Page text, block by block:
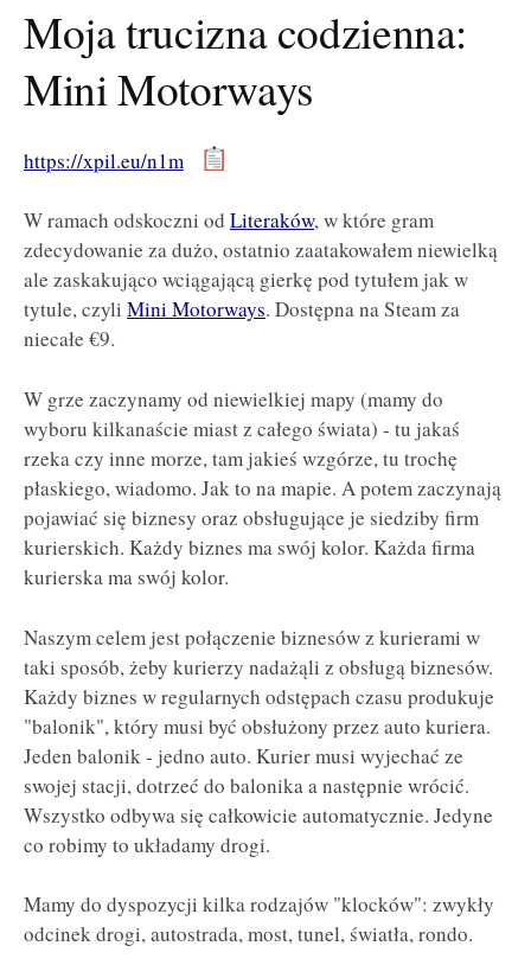
Moja trucizna codzienna:
Mini Motorways
https://xpil.eu/n1m
W ramach odskoczni od Literaków, w które gram
zdecydowanie za dużo, ostatnio zaatakowałem niewielką
ale zaskakująco wciągającą gierkę pod tytułem jak w
tytule, czyli Mini Motorways. Dostępna na Steam za
niecałe €9.
W grze zaczynamy od niewielkiej mapy (mamy do
wyboru kilkanaście miast z całego świata) - tu jakaś
rzeka czy inne morze, tam jakieś wzgórze, tu trochę
płaskiego, wiadomo. Jak to na mapie. A potem zaczynają
pojawiać się biznesy oraz obsługujące je siedziby firm
kurierskich. Każdy biznes ma swój kolor. Każda firma
kurierska ma swój kolor.
Naszym celem jest połączenie biznesów z kurierami w
taki sposób, żeby kurierzy nadażąli z obsługą biznesów.
Każdy biznes w regularnych odstępach czasu produkuje
"balonik", który musi być obsłużony przez auto kuriera.
Jeden balonik - jedno auto. Kurier musi wyjechać ze
swojej stacji, dotrzeć do balonika a następnie wrócić.
Wszystko odbywa się całkowicie automatycznie. Jedyne
co robimy to układamy drogi.
Mamy do dyspozycji kilka rodzajów "klocków": zwykły
odcinek drogi, autostrada, most, tunel, światła, rondo.